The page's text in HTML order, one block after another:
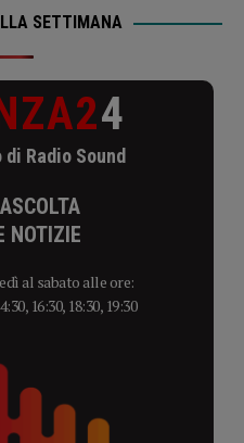
SETTIMANA
4
Radio Sound
NOTIZIE
al sabato alle ore:
16:30, 18:30, 19:30